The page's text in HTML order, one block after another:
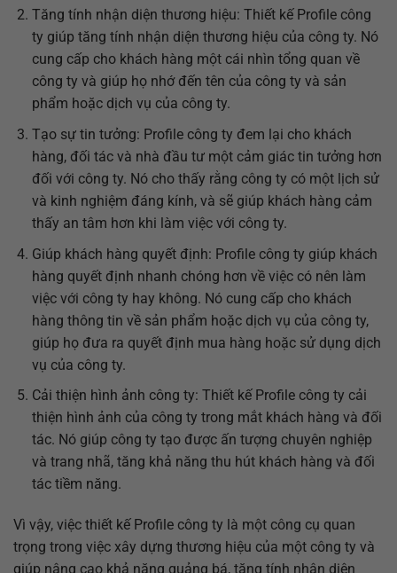
Tăng tính nhận diện thương hiệu: Thiết kế Profile công
ty giúp tăng tính nhận diện thương hiệu của công ty. Nó
cung cấp cho khách hàng một cái nhìn tổng quan về
công ty và giúp họ nhớ đến tên của công ty và sản
phẩm hoặc dịch vụ của công ty.
Tạo sự tin tưởng: Profile công ty đem lại cho khách
hàng, đối tác và nhà đầu tư một cảm giác tin tưởng hơn
đối với công ty. Nó cho thấy rằng công ty có một lịch sử
và kinh nghiệm đáng kính, và sẽ giúp khách hàng cảm
thấy an tâm hơn khi làm việc với công ty.
Giúp khách hàng quyết định: Profile công ty giúp khách
hàng quyết định nhanh chóng hơn về việc có nên làm
việc với công ty hay không. Nó cung cấp cho khách
hàng thông tin về sản phẩm hoặc dịch vụ của công ty,
giúp họ đưa ra quyết định mua hàng hoặc sử dụng dịch
vụ của công ty.
Cải thiện hình ảnh công ty: Thiết kế Profile công ty cải
thiện hình ảnh của công ty trong mắt khách hàng và đối
tác. Nó giúp công ty tạo được ấn tượng chuyên nghiệp
và trang nhã, tăng khả năng thu hút khách hàng và đối
tác tiềm năng.
Vì vậy, việc thiết kế Profile công ty là một công cụ quan
trọng trong việc xây dựng thương hiệu của một công ty và
giúp nâng cao khả năng quảng bá, tăng tính nhận diện